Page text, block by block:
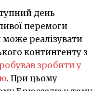
день
перемоги
може реалізувати
контингенту з
зробити у
. При цьому